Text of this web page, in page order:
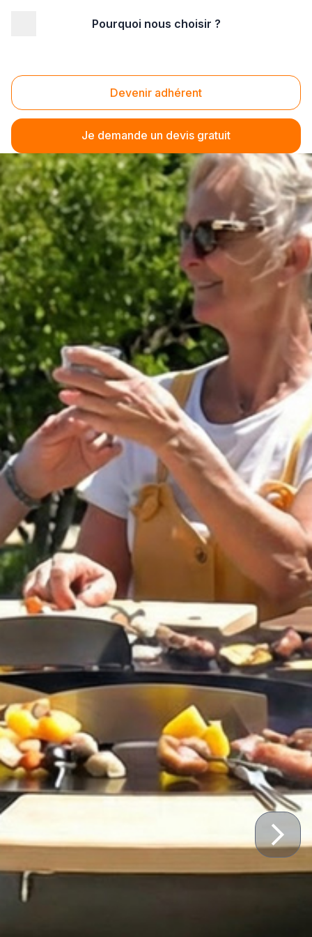
Pourquoi nous choisir ?
Devenir adhérent
Je demande un devis gratuit